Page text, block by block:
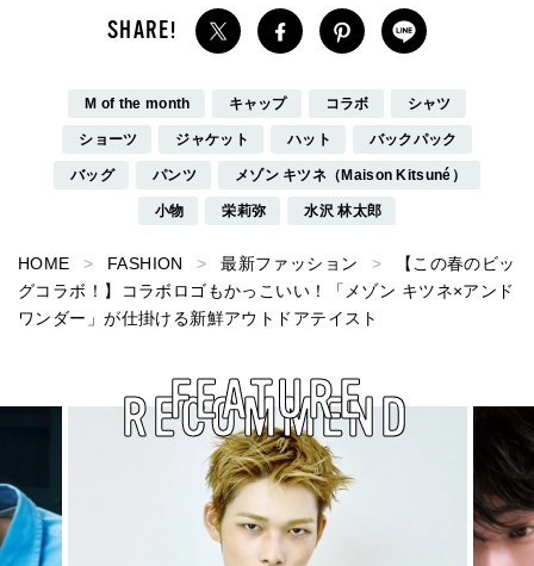
M of the month キャップ コラボ シャツ
ショーツ ジャケット ハット バックパック
バッグ パンツ メゾン キツネ（Maison Kitsuné）
小物 栄莉弥 水沢 林太郎
HOME FASHION 最新ファッション
【この春のビッ
グコラボ！】コラボロゴもかっこいい！「メゾン キツネ×アンド
ワンダー」が仕掛ける新鮮アウトドアテイスト
RECOMMEND
FEATURE